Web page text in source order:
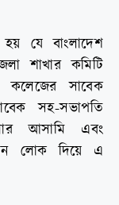
যে বাংলাদেশ
শাখার কমিটি
কলেজের সাবেক
সহ-সভাপতি
আসামি এবং
লোক দিয়ে এ